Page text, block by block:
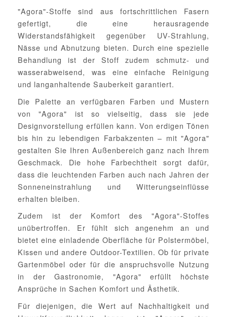
"Agora"-Stoffe sind aus fortschrittlichen Fasern
gefertigt, die eine herausragende
Widerstandsfähigkeit gegenüber UV-Strahlung,
Nässe und Abnutzung bieten. Durch eine spezielle
Behandlung ist der Stoff zudem schmutz- und
wasserabweisend, was eine einfache Reinigung
und langanhaltende Sauberkeit garantiert.
Die Palette an verfügbaren Farben und Mustern
von "Agora" ist so vielseitig, dass sie jede
Designvorstellung erfüllen kann. Von erdigen Tönen
bis hin zu lebendigen Farbakzenten – mit "Agora"
gestalten Sie Ihren Außenbereich ganz nach Ihrem
Geschmack. Die hohe Farbechtheit sorgt dafür,
dass die leuchtenden Farben auch nach Jahren der
Sonneneinstrahlung und Witterungseinflüsse
erhalten bleiben.
Zudem ist der Komfort des "Agora"-Stoffes
unübertroffen. Er fühlt sich angenehm an und
bietet eine einladende Oberfläche für Polstermöbel,
Kissen und andere Outdoor-Textilien. Ob für private
Gartenmöbel oder für die anspruchsvolle Nutzung
in der Gastronomie, "Agora" erfüllt höchste
Ansprüche in Sachen Komfort und Ästhetik.
Für diejenigen, die Wert auf Nachhaltigkeit und